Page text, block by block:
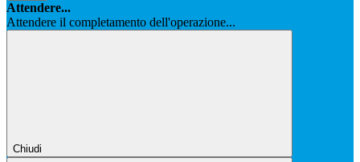
Attendere...
Attendere il completamento dell'operazione...
Chiudi